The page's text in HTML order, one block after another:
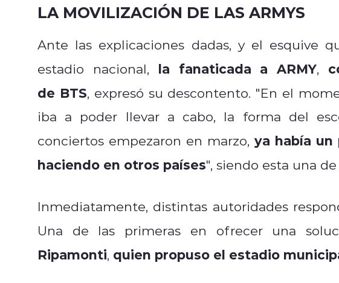
LA MOVILIZACIÓN DE LAS ARMYS
Ante las explicaciones dadas, y el esquive
estadio nacional, la fanaticada a ARMY,
de BTS, expresó su descontento. "En el
iba a poder llevar a cabo, la forma del
conciertos empezaron en marzo, ya había
haciendo en otros países", siendo esta una
Inmediatamente, distintas autoridades
Una de las primeras en ofrecer una
Ripamonti, quien propuso el estadio